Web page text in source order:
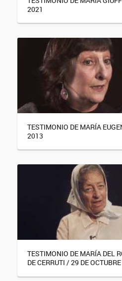
2021
TESTIMONIO DE MARÍA
2013
TESTIMONIO DE MARÍA DEL
DE CERRUTI / 29 DE